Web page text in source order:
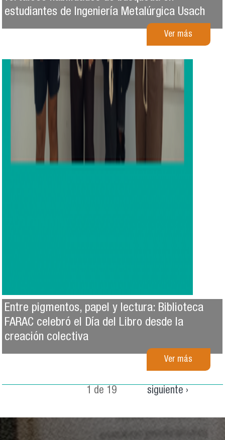
estudiantes de Ingeniería Metalúrgica Usach
Ver más
Entre pigmentos, papel y lectura: Biblioteca
FARAC celebró el Día del Libro desde la
creación colectiva
Ver más
1 de 19 siguiente ›